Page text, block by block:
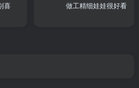
做工精细娃娃很好看